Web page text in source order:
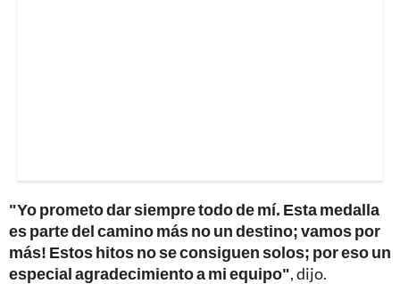
"Yo prometo dar siempre todo de mí. Esta medalla
es parte del camino más no un destino; vamos por
más! Estos hitos no se consiguen solos; por eso un
especial agradecimiento a mi equipo", dijo.